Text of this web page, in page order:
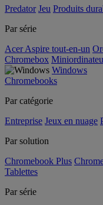
Predator Jeu Produits
Par série
Acer Aspire tout-en-un
Chromebox
Windows
Chromebooks
Par catégorie
Entreprise Jeux en nuage
Par solution
Chromebook Plus
Tablettes
Par série